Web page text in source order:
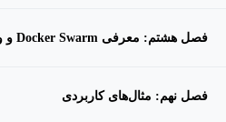
فصل هشتم: معرفی Docker Swarm و ورود به دنیای Cloud
فصل نهم: مثال‌های کاربردی